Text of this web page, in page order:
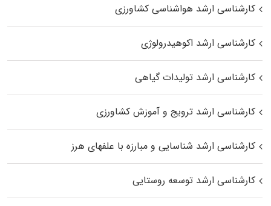
کارشناسی ارشد هواشناسی کشاورزی
کارشناسی ارشد اکوهیدرولوژی
کارشناسی ارشد تولیدات گیاهی
کارشناسی ارشد ترویج و آموزش کشاورزی
کارشناسی ارشد شناسایی و مبارزه با علفهای هرز
کارشناسی ارشد توسعه روستایی